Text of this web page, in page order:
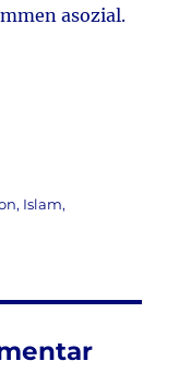
asozial.
, Islam,